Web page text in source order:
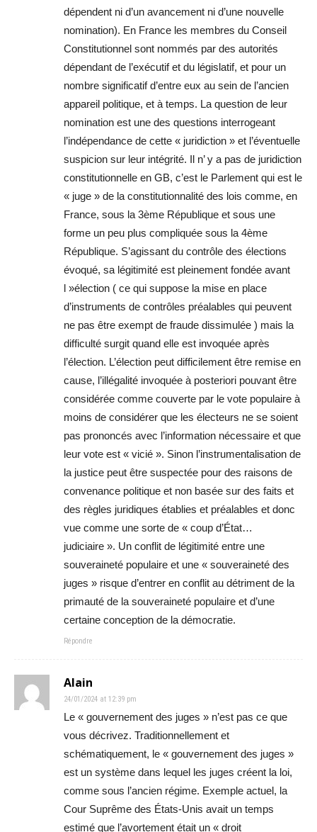
dépendent ni d’un avancement ni d’une nouvelle
nomination). En France les membres du Conseil
Constitutionnel sont nommés par des autorités
dépendant de l’exécutif et du législatif, et pour un
nombre significatif d’entre eux au sein de l’ancien
appareil politique, et à temps. La question de leur
nomination est une des questions interrogeant
l’indépendance de cette « juridiction » et l’éventuelle
suspicion sur leur intégrité. Il n’ y a pas de juridiction
constitutionnelle en GB, c’est le Parlement qui est le
« juge » de la constitutionnalité des lois comme, en
France, sous la 3ème République et sous une
forme un peu plus compliquée sous la 4ème
République. S’agissant du contrôle des élections
évoqué, sa légitimité est pleinement fondée avant
l »élection ( ce qui suppose la mise en place
d’instruments de contrôles préalables qui peuvent
ne pas être exempt de fraude dissimulée ) mais la
difficulté surgit quand elle est invoquée après
l’élection. L’élection peut difficilement être remise en
cause, l’illégalité invoquée à posteriori pouvant être
considérée comme couverte par le vote populaire à
moins de considérer que les électeurs ne se soient
pas prononcés avec l’information nécessaire et que
leur vote est « vicié ». Sinon l’instrumentalisation de
la justice peut être suspectée pour des raisons de
convenance politique et non basée sur des faits et
des règles juridiques établies et préalables et donc
vue comme une sorte de « coup d’État…
judiciaire ». Un conflit de légitimité entre une
souveraineté populaire et une « souveraineté des
juges » risque d’entrer en conflit au détriment de la
primauté de la souveraineté populaire et d’une
certaine conception de la démocratie.
Répondre
Alain
24/01/2024 at 12:39 pm
Le « gouvernement des juges » n’est pas ce que
vous décrivez. Traditionnellement et
schématiquement, le « gouvernement des juges »
est un système dans lequel les juges créent la loi,
comme sous l’ancien régime. Exemple actuel, la
Cour Suprême des États-Unis avait un temps
estimé que l’avortement était un « droit